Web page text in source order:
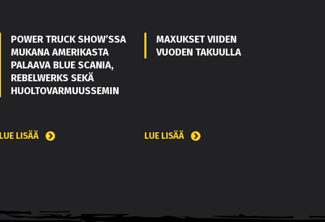
POWER TRUCK SHOW’SSA
MUKANA AMERIKASTA
PALAAVA BLUE SCANIA,
REBELWERKS SEKÄ
HUOLTOVARMUUSSEMIN
LUE LISÄÄ
MAXUKSET VIIDEN
VUODEN TAKUULLA
LUE LISÄÄ